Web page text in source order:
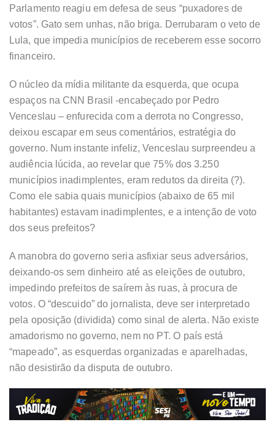
Parlamento reagiu em defesa de seus “puxadores de
votos”. Gato sem unhas, não briga. Derrubaram o veto de
Lula, que impedia municípios de receberem esse socorro
financeiro.
O núcleo da mídia militante da esquerda, que ocupa
espaços na CNN Brasil -encabeçado por Pedro
Venceslau – enfurecida com a derrota no Congresso,
deixou escapar em seus comentários, estratégia do
governo. Num instante infeliz, Venceslau surpreendeu a
audiência lúcida, ao revelar que 75% dos 3.250
municípios inadimplentes, eram redutos da direita (?).
Como ele sabia quais municípios (abaixo de 65 mil
habitantes) estavam inadimplentes, e a intenção de voto
dos seus prefeitos?
A manobra do governo seria asfixiar seus adversários,
deixando-os sem dinheiro até as eleições de outubro,
impedindo prefeitos de saírem às ruas, à procura de
votos. O “descuido” do jornalista, deve ser interpretado
pela oposição (dividida) como sinal de alerta. Não existe
amadorismo no governo, nem no PT. O país está
“mapeado”, as esquerdas organizadas e aparelhadas,
não desistirão da disputa de outubro.